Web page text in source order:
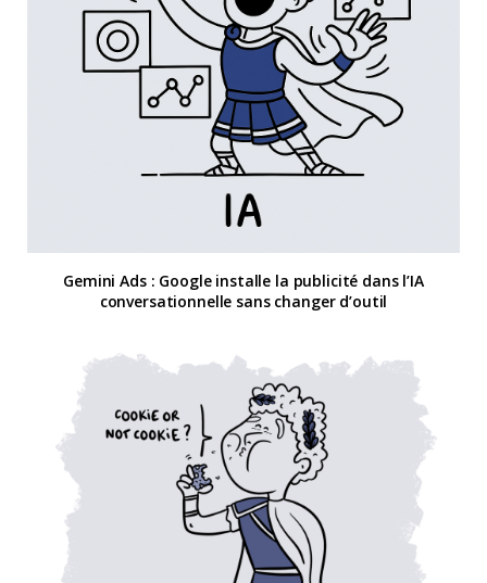
Gemini Ads : Google installe la publicité dans l’IA
conversationnelle sans changer d’outil